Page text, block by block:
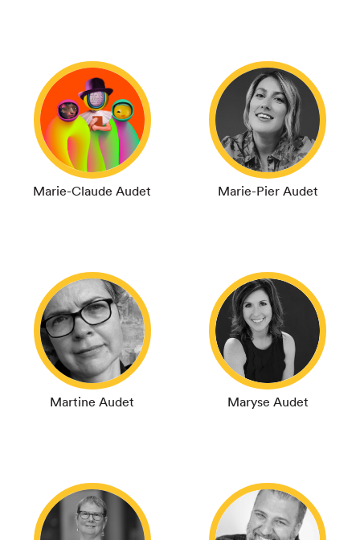
Marie-Claude Audet Marie-Pier Audet
Martine Audet Maryse Audet